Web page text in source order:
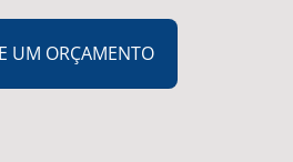
UM ORÇAMENTO